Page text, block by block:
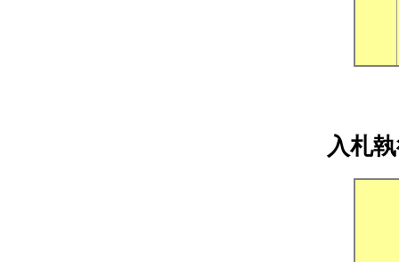
入札